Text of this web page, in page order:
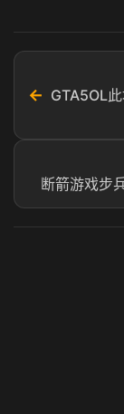
← GTA5OL
断箭游戏步